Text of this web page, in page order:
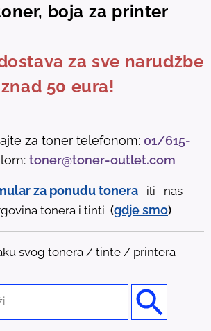
boja za printer
za sve narudžbe
50 eura!
za toner telefonom: 01/615-
toner@toner-outlet.com
za ponudu tonera
ili nas
tonera i tinti (gdjesmo)
svog tonera / tinte / printera